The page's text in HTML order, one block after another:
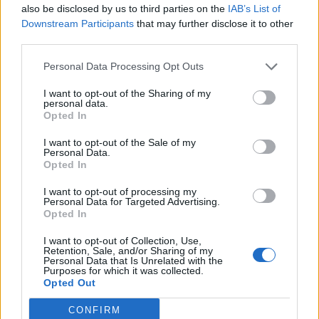
also be disclosed by us to third parties on the IAB’s List of
Downstream Participants that may further disclose it to other
Personal Data Processing Opt Outs
I want to opt-out of the Sharing of my
personal data.
Opted In
I want to opt-out of the Sale of my
Personal Data.
Opted In
I want to opt-out of processing my
Personal Data for Targeted Advertising.
Opted In
I want to opt-out of Collection, Use,
Retention, Sale, and/or Sharing of my
Personal Data that Is Unrelated with the
Purposes for which it was collected.
Opted Out
CONFIRM
Klaipėdos pulsas 2024-11-14 13:30
pirmoji ir kol kas didžiausia šiais metais
Kalėdų eglutė (4)